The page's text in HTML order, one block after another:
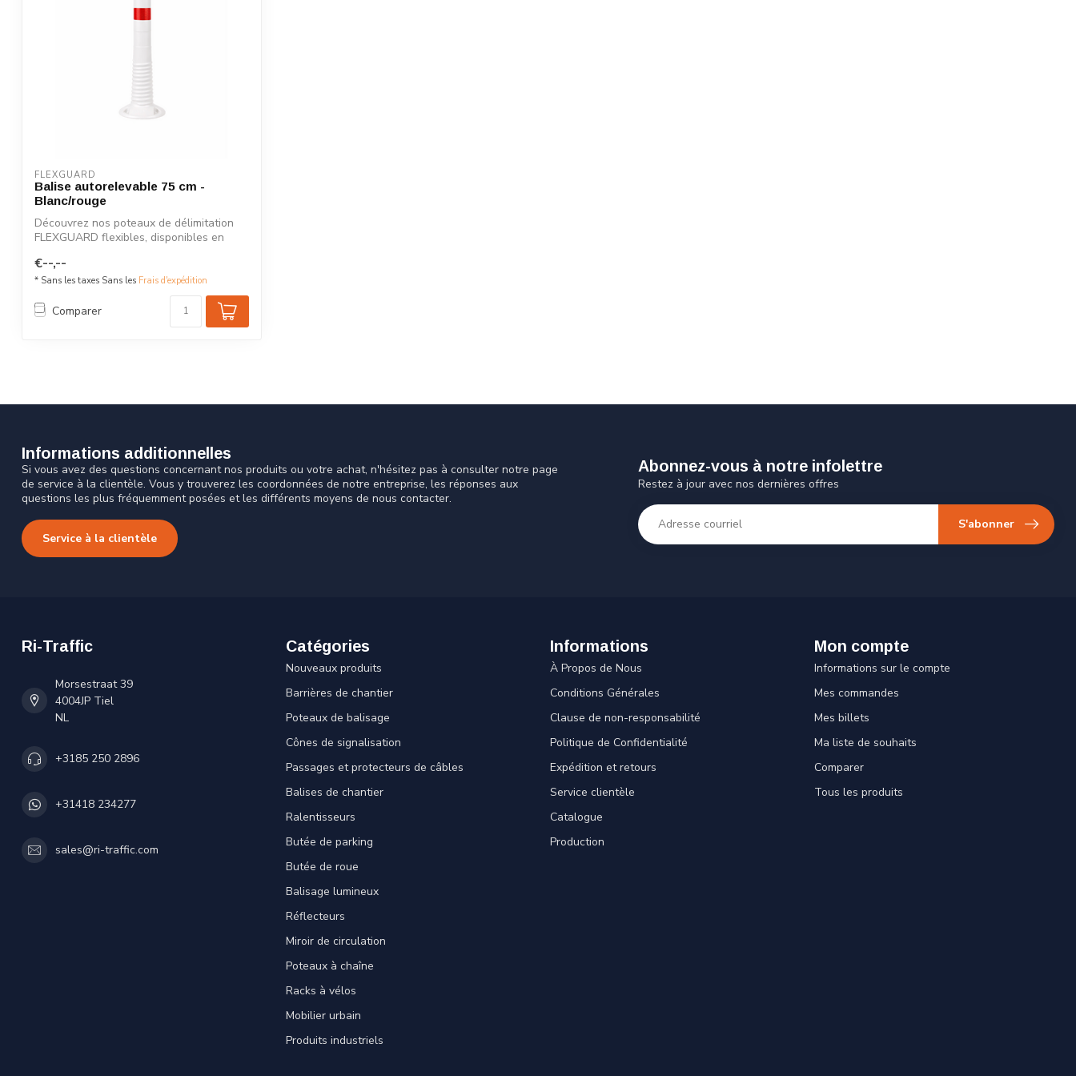
FLEXGUARD
Balise autorelevable 75 cm -
Blanc/rouge
Découvrez nos poteaux de délimitation
FLEXGUARD flexibles, disponibles en
€--,--
* Sans les taxes Sans les Frais d'expédition
Comparer
Informations additionnelles
Si vous avez des questions concernant nos produits ou votre achat, n'hésitez pas à consulter notre page
de service à la clientèle. Vous y trouverez les coordonnées de notre entreprise, les réponses aux
questions les plus fréquemment posées et les différents moyens de nous contacter.
Service à la clientèle
Abonnez-vous à notre infolettre
Restez à jour avec nos dernières offres
S'abonner
Ri-Traffic
Morsestraat 39
4004JP Tiel
NL
+3185 250 2896
+31418 234277
sales@ri-traffic.com
Catégories
Nouveaux produits
Barrières de chantier
Poteaux de balisage
Cônes de signalisation
Passages et protecteurs de câbles
Balises de chantier
Ralentisseurs
Butée de parking
Butée de roue
Balisage lumineux
Réflecteurs
Miroir de circulation
Poteaux à chaîne
Racks à vélos
Mobilier urbain
Produits industriels
Informations
À Propos de Nous
Conditions Générales
Clause de non-responsabilité
Politique de Confidentialité
Expédition et retours
Service clientèle
Catalogue
Production
Mon compte
Informations sur le compte
Mes commandes
Mes billets
Ma liste de souhaits
Comparer
Tous les produits